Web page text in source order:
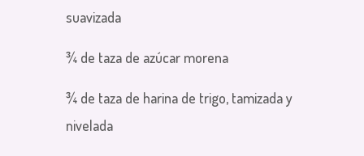
suavizada
¾ de taza de azúcar morena
¾ de taza de harina de trigo, tamizada y
nivelada